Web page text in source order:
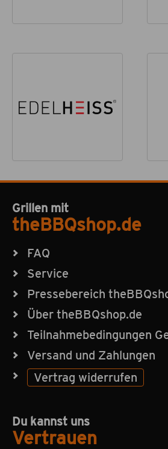
Grillen mit
theBBQshop.de
FAQ
Service
Pressebereich
Über theBBQshop.de
Teilnahmebedingungen
Versand und Zahlungen
Vertrag widerrufen
Du kannst uns
Vertrauen